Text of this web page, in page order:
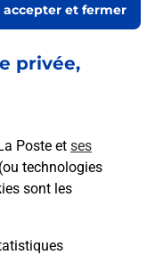
privée,
Poste et ses
technologies
sont les
accepter et fermer